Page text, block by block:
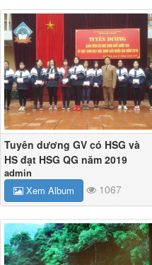
Tuyên dương GV có HSG và
HS đạt HSG QG năm 2019
admin
Xem Album
1067